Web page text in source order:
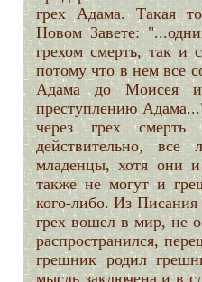
грех Адама. Такая
Новом Завете:
грехом смерть, так и
потому что в нем все
Адама до Моисея и
преступлению
через грех
действительно,
младенцы, хотя они
также не могут и
кого-либо. Из Писания
грех вошел в мир, не
распространился,
грешник родил
мысль заключена и в